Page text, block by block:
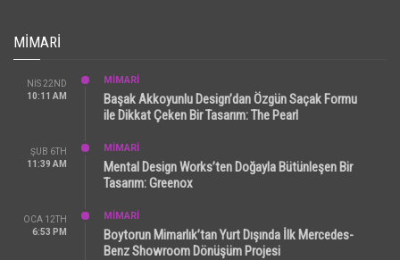
MIMARI
NIS 22ND
10:11 AM
MİMARİ
Başak Akkoyunlu Design’dan Özgün Saçak Formu
ile Dikkat Çeken Bir Tasarım: The Pearl
ŞUB 6TH
11:39 AM
MİMARİ
Mental Design Works’ten Doğayla Bütünleşen Bir
Tasarım: Greenox
OCA 12TH
6:53 PM
MİMARİ
Boytorun Mimarlık’tan Yurt Dışında İlk Mercedes-
Benz Showroom Dönüşüm Projesi